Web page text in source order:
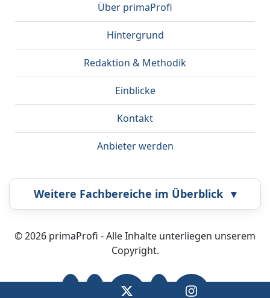
Über primaProfi
Hintergrund
Redaktion & Methodik
Einblicke
Kontakt
Anbieter werden
Weitere Fachbereiche im Überblick ▾
Airbrush Bestatter
Callcenter Coaching
© 2026 primaProfi - Alle Inhalte unterliegen unserem
Copyright.